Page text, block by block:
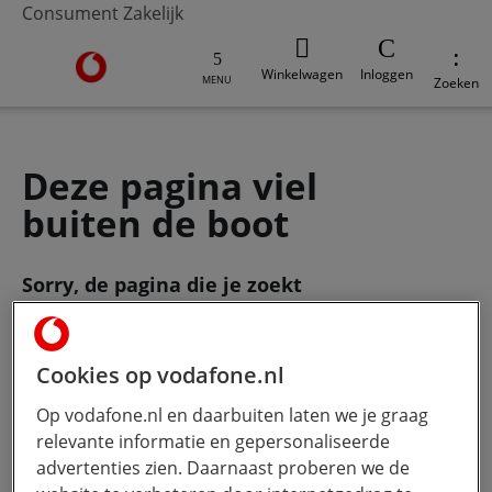
Consument Zakelijk
Ga naar de Vodafone homepage
MENU Winkelwagen Inloggen Zoeken
Deze pagina viel
buiten de boot
Sorry, de pagina die je zoekt
bestaat
niet meer. Gebruik de zoekbalk
om je vraag te stellen.
Wat wil je weten?Hoe meer jij
typt, hoe beter onze Ai werkt.
Cookies op vodafone.nl
Op vodafone.nl en daarbuiten laten we je graag
relevante informatie en gepersonaliseerde
advertenties zien. Daarnaast proberen we de